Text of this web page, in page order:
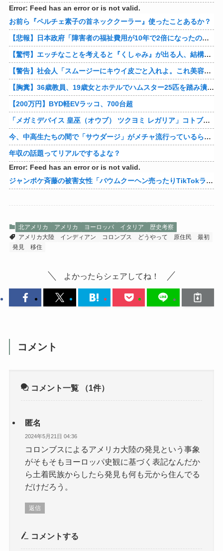
Error: Feed has an error or is not valid.
お前ら『ペルチェ素子の首ネッククーラー』使ったことあるか？
【悲報】日本政府「障害者の福祉費用が10年で2倍になったので抑制します」
【驚愕】エッチなことを考えると『くしゃみ』が出る人、結構いると判明
【警告】社会人「スムージーにキウイ皮ごと入れよ。これ美容にいいんだよね〜」→ 結果…
【胸糞】36歳教員、19歳女とホテルでハムスター25匹を踏み潰すなどして逮捕
【200万円】BYD軽EVラッコ、700台超
「メガミデバイス 皇巫（オウブ） ツクヨミ レガリア」コトブキヤデビュー…
今、中高生たちの間で「サウダージ」がメチャ流行っているらしい
年収の話題ってリアルでするよな？
Error: Feed has an error or is not valid.
ジャンポケ斉藤の被害女性「バウムクーヘン売ったりTikTokライブしててムカついたから示談しなかった」
北アメリカ アメリカ ヨーロッパ イタリア
歴史考察
アメリカ大陸
インディアン コロンブス どうやって 原住民
最初
発見
移住
よかったらシェアしてね！
コメント
コメント一覧 （1件）
匿名
2024年5月21日 04:36
コロンブスによるアメリカ大陸の発見という事象
がそもそもヨーロッパ史観に基づく表記なんだか
ら土着民族からしたら発見も何も元から住んでる
だけだろう。
返信
コメントする